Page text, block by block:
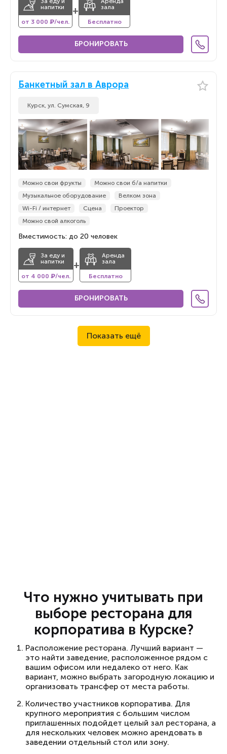
напитки
от 3 000 ₽/чел.
+
зала
Бесплатно
БРОНИРОВАТЬ
Банкетный зал в Аврора
Курск, ул. Сумская, 9
Можно свои фрукты
Можно свои б/а напитки
Музыкальное оборудование
Велком зона
Wi-Fi / интернет
Сцена
Проектор
Можно свой алкоголь
Вместимость: до 20 человек
За еду и
напитки
от 4 000 ₽/чел.
+
Аренда
зала
Бесплатно
БРОНИРОВАТЬ
Показать ещё
Что нужно учитывать при
выборе ресторана для
корпоратива в Курске?
Расположение ресторана. Лучший вариант —
это найти заведение, расположенное рядом с
вашим офисом или недалеко от него. Как
вариант, можно выбрать загородную локацию и
организовать трансфер от места работы.
Количество участников корпоратива. Для
крупного мероприятия с большим числом
приглашенных подойдет целый зал ресторана, а
для нескольких человек можно арендовать в
заведении отдельный стол или зону.